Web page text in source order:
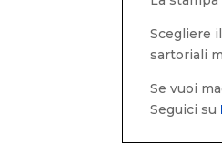
Scegliere
sartoriali
Se vuoi
Seguici su